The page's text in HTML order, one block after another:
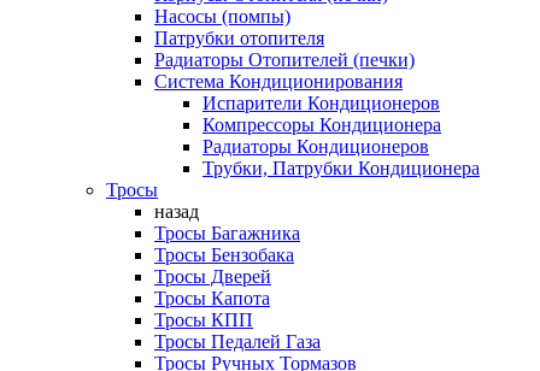
Насосы (помпы)
Патрубки отопителя
Радиаторы Отопителей (печки)
Система Кондиционирования
Испарители Кондиционеров
Компрессоры Кондиционера
Радиаторы Кондиционеров
Трубки, Патрубки Кондиционера
Тросы
назад
Тросы Багажника
Тросы Бензобака
Тросы Дверей
Тросы Капота
Тросы КПП
Тросы Педалей Газа
Тросы Ручных Тормазов